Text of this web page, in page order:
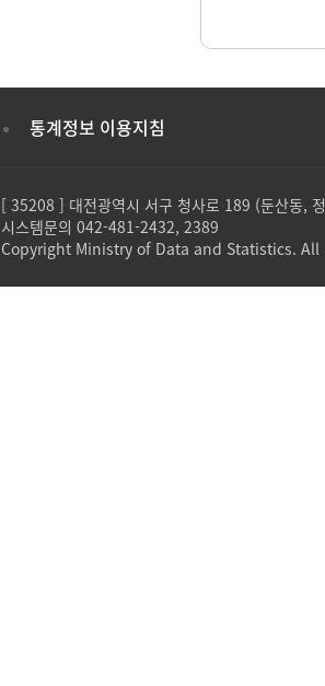
통계정보 이용지침
[ 35208 ] 대전광역시 서구 청사로 189 (둔산동,
시스템문의 042-481-2432, 2389
Copyright Ministry of Data and Statistics.